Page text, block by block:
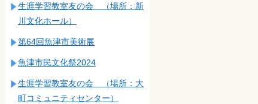
生涯学習教室友の会 （場所：新
川文化ホール）
第64回魚津市美術展
魚津市民文化祭2024
生涯学習教室友の会 （場所：大
町コミュニティセンター）